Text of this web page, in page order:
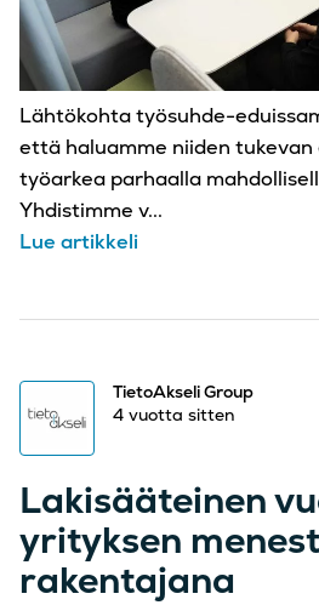
Lähtökohta työsuhde-
että haluamme niiden
työarkea parhaalla
Yhdistimme v...
Lue artikkeli
TietoAkseli Group
4 vuotta sitten
Lakisääteinen
yrityksen
rakentajana